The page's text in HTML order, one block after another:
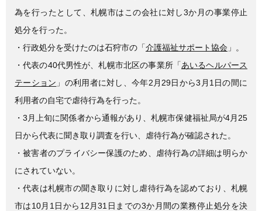
為を行ったとして、札幌市はこの会社に対し3か月の事業停止
処分を行った。
・行政処分を受けたのは石狩市の「介護福祉サポート協会 」。
・代表の40代男性が、札幌市北区の事業所「あいるヘルパース
テーション 」の利用者に対し、今年2月29日から3月1日の間に
利用者の自宅で虐待行為を行った。
・3月上旬に関係者から通報があり、札幌市保健福祉局が4月25
日から代表に聞き取り調査を行い、虐待行為が確認された。
・被害者のプライバシー保護のため、虐待行為の詳細は明らか
にされていない。
・代表は札幌市の聞き取りに対し虐待行為を認めており、札幌
市は10月1日から12月31日までの3か月間の業務停止処分を決